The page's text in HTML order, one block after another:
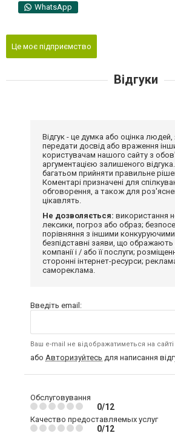
WhatsApp
Це моє підприємство
Відгуки
Відгук - це думка або оцінка
передати досвід або враження
користувачам нашого сайту з
аргументацією залишеного
багатьом прийняти правильне
Коментарі призначені для
обговорення, а також для
цікавлять.
Не дозволяється: використання
лексики, погроз або образ;
порівняння з іншими
безпідставні заяви, що ображають
компанії і / або її послуги;
сторонні інтернет-ресурси;
самореклама.
Введіть email:
Ваш e-mail не відображатиметься на сайті
або Авторизуйтесь для написання
Обслуговування
0/12
Качество предоставляемых услуг
0/12